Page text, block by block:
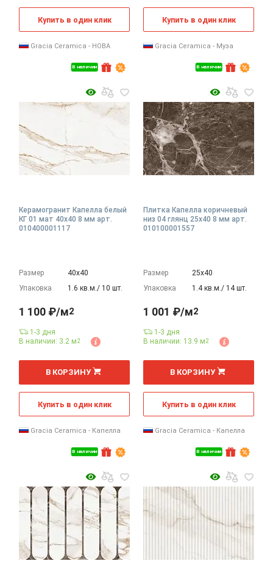
В наличии
Купить в один клик
Gracia Ceramica - НОВА
В наличии
Купить в один клик
Gracia Ceramica - Муза
Керамогранит Капелла белый
КГ 01 мат 40x40 8 мм арт.
010400001117
Размер
40х40
Упаковка
1.6 кв.м./ 10 шт.
В наличии
1 100 ₽/м2
1-3 дня
В наличии: 3.2 м2
м
В КОРЗИНУ
Купить в один клик
Gracia Ceramica - Капелла
Плитка Капелла коричневый
низ 04 глянц 25x40 8 мм арт.
010100001557
Размер
25х40
Упаковка
1.4 кв.м./ 14 шт.
В наличии
1 001 ₽/м2
1-3 дня
В наличии: 13.9 м2
м
В КОРЗИНУ
Купить в один клик
Gracia Ceramica - Капелла